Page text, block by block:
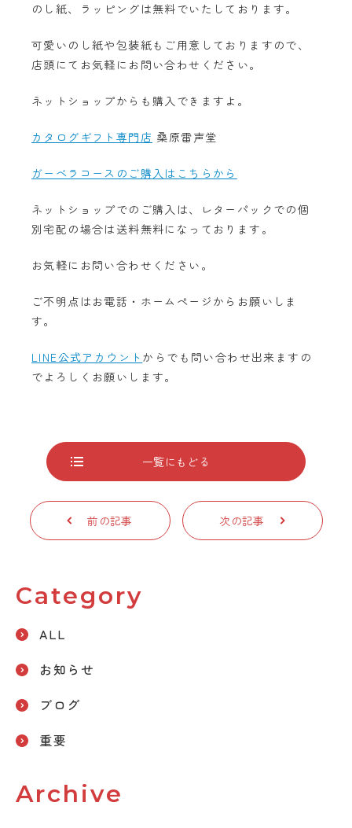
のし紙、ラッピングは無料でいたしております。
可愛いのし紙や包装紙もご用意しておりますので、
店頭にてお気軽にお問い合わせください。
ネットショップからも購入できますよ。
カタログギフト専門店 桑原雷声堂
ガーベラコースのご購入はこちらから
ネットショップでのご購入は、レターパックでの個
別宅配の場合は送料無料になっております。
お気軽にお問い合わせください。
ご不明点はお電話・ホームページからお願いしま
す。
LINE公式アカウント からでも問い合わせ出来ますの
でよろしくお願いします。
一覧にもどる
前の記事 次の記事
Category
ALL
お知らせ
ブログ
重要
Archive